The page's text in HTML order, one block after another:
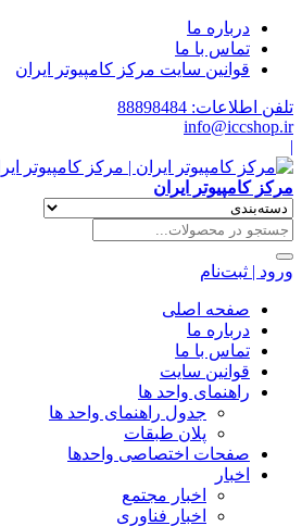
درباره ما
تماس با ما
قوانین سایت مرکز کامپیوتر ایران
تلفن اطلاعات: 88898484
info@iccshop.ir
|
مرکز کامپیوتر ایران
ورود | ثبت‌نام
صفحه اصلی
درباره ما
تماس با ما
قوانین سایت
راهنمای واحد ها
جدول راهنمای واحد ها
پلان طبقات
صفحات اختصاصی واحدها
اخبار
اخبار مجتمع
اخبار فناوری